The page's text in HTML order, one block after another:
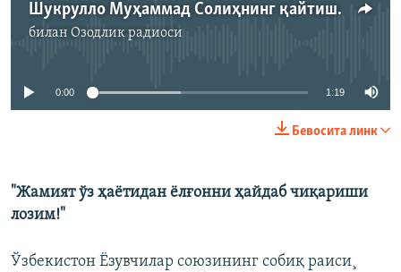
Шукрулло Муҳаммад Солиҳнинг қайтиши муҳимлиги ҳақида
билан Озодлик радиоси
Айни дамда медиа-манба мавжуд эмас
0:00 1:19
Бевосита линк
"Жамият ўз ҳаëтидан ëлғонни ҳайдаб чиқариши
лозим!"
Ўзбекистон Ëзувчилар союзининг собиқ раиси¸